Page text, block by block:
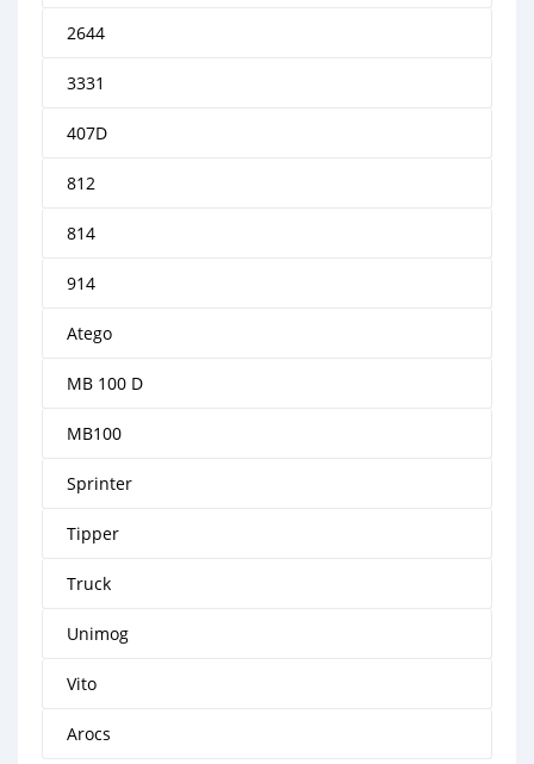
2644
3331
407D
812
814
914
Atego
MB 100 D
MB100
Sprinter
Tipper
Truck
Unimog
Vito
Arocs